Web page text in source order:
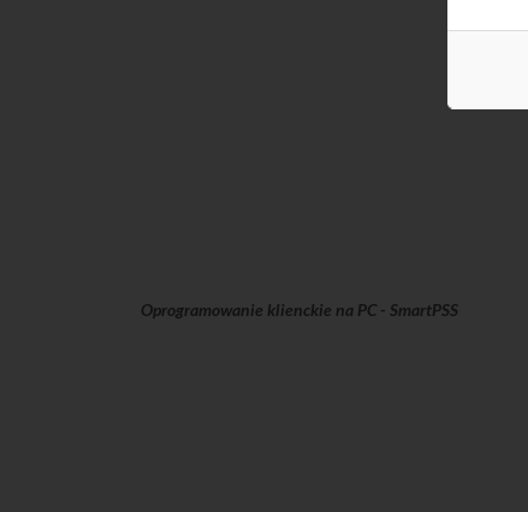
Oprogramowanie klienckie na PC - SmartPSS